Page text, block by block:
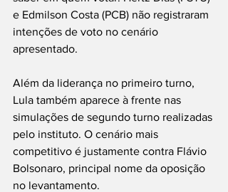
e Edmilson Costa (PCB) não registraram
intenções de voto no cenário
apresentado.
Além da liderança no primeiro turno,
Lula também aparece à frente nas
simulações de segundo turno realizadas
pelo instituto. O cenário mais
competitivo é justamente contra Flávio
Bolsonaro, principal nome da oposição
no levantamento.